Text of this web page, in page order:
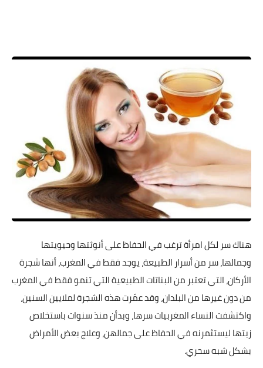
هناك سر لكل امرأة ترغب في الحفاظ على أنوثتها وحيويتها
وجمالها، سر من أسرار الطبيعة، يوجد فقط في المغرب، أنها شجرة
الأركان، التي تعتبر من البناتات الطبيعية التي تنمو فقط في المغرب
من دون غيرها من البلدان، وقد عمّرت هذه الشجرة لملايين السنين،
واكتشفت النساء المغربيات سرها، وبدأن منذ سنوات باستخلاص
زيتها ليستثمرنه في الحفاظ على جمالهن، وعلاج بعض الأمراض
بشكل شبه سحري.